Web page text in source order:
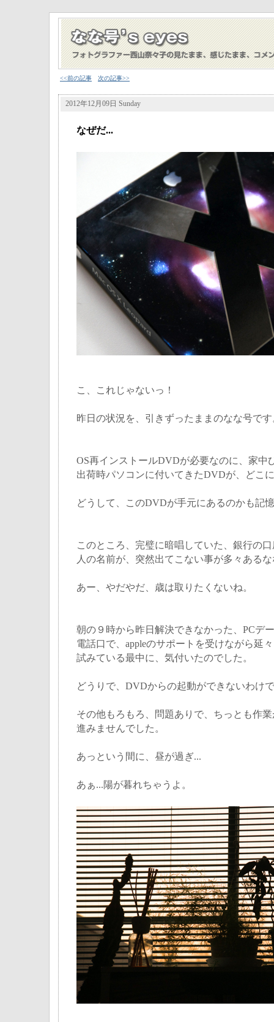
<<前の記事 次の記事>>
2012年12月09日 Sunday
なぜだ...
こ、これじゃないっ！
昨日の状況を、引きずったままのなな号で
OS再インストールDVDが必要なのに、家中
出荷時パソコンに付いてきたDVDが、どこ
どうして、このDVDが手元にあるのかも記
このところ、完璧に暗唱していた、銀行の
人の名前が、突然出てこない事が多々ある
あー、やだやだ、歳は取りたくないね。
朝の９時から昨日解決できなかった、PCデ
電話口で、appleのサポートを受けながら延々
試みている最中に、気付いたのでした。
どうりで、DVDからの起動ができないわけ
その他もろもろ、問題ありで、ちっとも作
進みませんでした。
あっという間に、昼が過ぎ...
あぁ...陽が暮れちゃうよ。